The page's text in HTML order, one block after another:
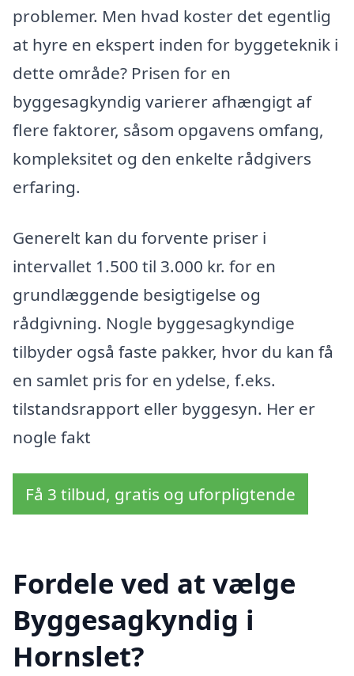
problemer. Men hvad koster det egentlig
at hyre en ekspert inden for byggeteknik i
dette område? Prisen for en
byggesagkyndig varierer afhængigt af
flere faktorer, såsom opgavens omfang,
kompleksitet og den enkelte rådgivers
erfaring.
Generelt kan du forvente priser i
intervallet 1.500 til 3.000 kr. for en
grundlæggende besigtigelse og
rådgivning. Nogle byggesagkyndige
tilbyder også faste pakker, hvor du kan få
en samlet pris for en ydelse, f.eks.
tilstandsrapport eller byggesyn. Her er
nogle fakt
Få 3 tilbud, gratis og uforpligtende
Fordele ved at vælge
Byggesagkyndig i
Hornslet?